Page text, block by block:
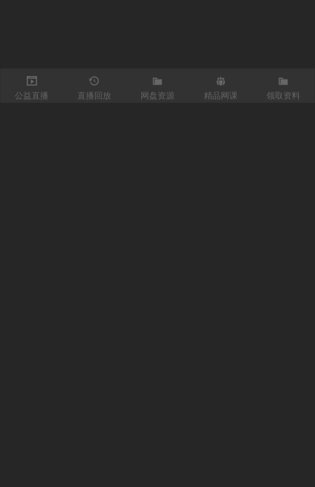
公益直播 直播回放 网盘资源 精品网课 领取资料